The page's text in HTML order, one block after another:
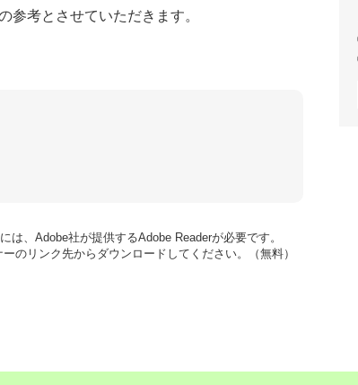
参考とさせていただきます。
は、Adobe社が提供するAdobe Readerが必要です。
のリンク先からダウンロードしてください。（無料）